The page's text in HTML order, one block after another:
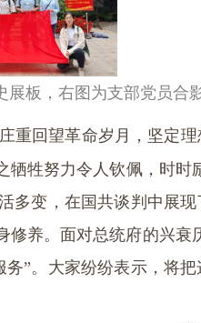
展板，右图为支部党员合
重回望革命岁月，坚定
牲努力令人钦佩，时
变，在国共谈判中展
养。面对总统府的兴
”。大家纷纷表示，将